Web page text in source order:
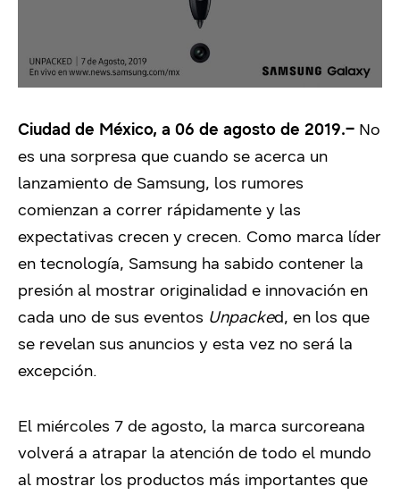
Ciudad de México, a 06 de agosto de 2019.– No
es una sorpresa que cuando se acerca un
lanzamiento de Samsung, los rumores
comienzan a correr rápidamente y las
expectativas crecen y crecen. Como marca líder
en tecnología, Samsung ha sabido contener la
presión al mostrar originalidad e innovación en
cada uno de sus eventos Unpacked, en los que
se revelan sus anuncios y esta vez no será la
excepción.
El miércoles 7 de agosto, la marca surcoreana
volverá a atrapar la atención de todo el mundo
al mostrar los productos más importantes que